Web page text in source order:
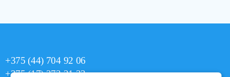
+375 (44) 704 92 06
+375 (17) 373 21 33